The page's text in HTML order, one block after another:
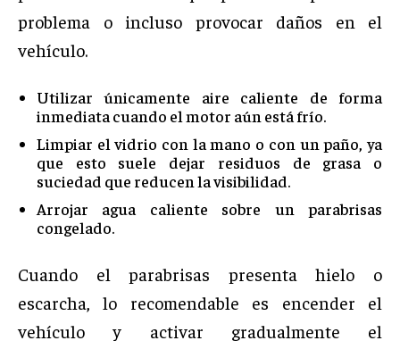
problema o incluso provocar daños en el
vehículo.
Utilizar únicamente aire caliente de forma
inmediata cuando el motor aún está frío.
Limpiar el vidrio con la mano o con un paño, ya
que esto suele dejar residuos de grasa o
suciedad que reducen la visibilidad.
Arrojar agua caliente sobre un parabrisas
congelado.
Cuando el parabrisas presenta hielo o
escarcha, lo recomendable es encender el
vehículo y activar gradualmente el